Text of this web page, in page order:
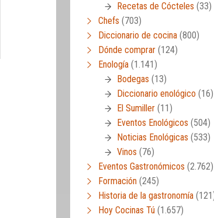
Recetas de Cócteles (33)
Chefs (703)
Diccionario de cocina (800)
Dónde comprar (124)
Enología (1.141)
Bodegas (13)
Diccionario enológico (16)
El Sumiller (11)
Eventos Enológicos (504)
Noticias Enológicas (533)
Vinos (76)
Eventos Gastronómicos (2.762)
Formación (245)
Historia de la gastronomía
Hoy Cocinas Tú (1.657)